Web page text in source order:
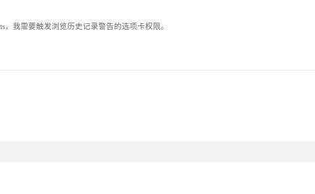
我需要触发浏览历史记录警告的选项卡权限。